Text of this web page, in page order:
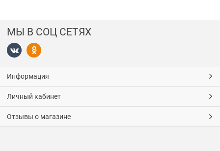
МЫ В СОЦ СЕТЯХ
Информация
Личный кабинет
Отзывы о магазине